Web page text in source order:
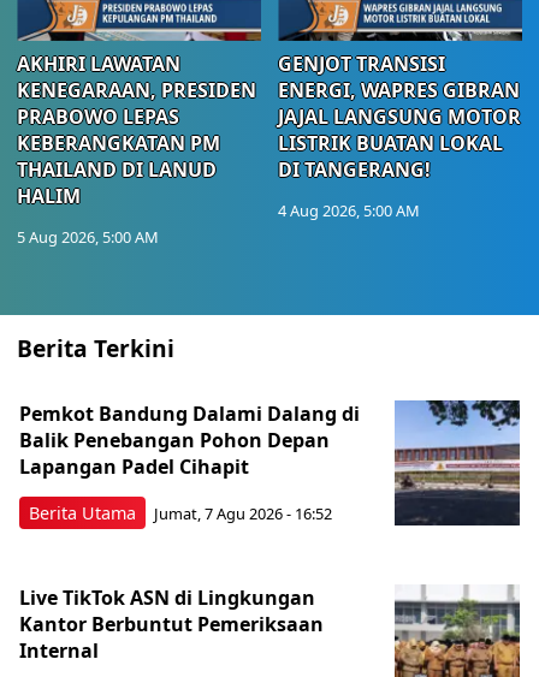
AKHIRI LAWATAN
KENEGARAAN, PRESIDEN
PRABOWO LEPAS
KEBERANGKATAN PM
THAILAND DI LANUD
HALIM
5 Aug 2026, 5:00 AM
GENJOT TRANSISI
ENERGI, WAPRES GIBRAN
JAJAL LANGSUNG MOTOR
LISTRIK BUATAN LOKAL
DI TANGERANG!
4 Aug 2026, 5:00 AM
Berita Terkini
Berita Utama
Pemkot Bandung Dalami Dalang di
Balik Penebangan Pohon Depan
Lapangan Padel Cihapit
Jumat, 7 Agu 2026 - 16:52
Live TikTok ASN di Lingkungan
Kantor Berbuntut Pemeriksaan
Internal